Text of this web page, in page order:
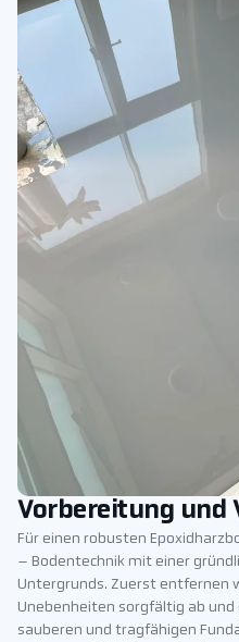
Vorbereitung und
Für einen robusten
– Bodentechnik mit einer
Untergrunds. Zuerst entfernen
Unebenheiten sorgfältig ab und
sauberen und tragfähigen